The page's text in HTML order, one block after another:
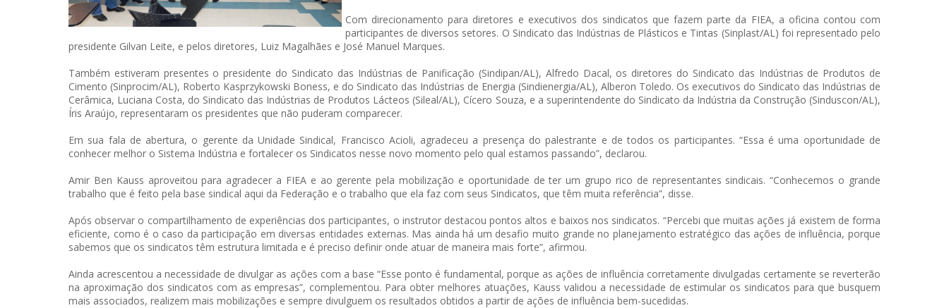
Com direcionamento para diretores e executivos dos sindicatos que fazem parte da FIEA, a oficina contou com
participantes de diversos setores. O Sindicato das Indústrias de Plásticos e Tintas (Sinplast/AL) foi representado pelo
presidente Gilvan Leite, e pelos diretores, Luiz Magalhães e José Manuel Marques.
Também estiveram presentes o presidente do Sindicato das Indústrias de Panificação (Sindipan/AL), Alfredo Dacal, os diretores do Sindicato das Indústrias de Produtos de
Cimento (Sinprocim/AL), Roberto Kasprzykowski Boness, e do Sindicato das Indústrias de Energia (Sindienergia/AL), Alberon Toledo. Os executivos do Sindicato das Indústrias de
Cerâmica, Luciana Costa, do Sindicato das Indústrias de Produtos Lácteos (Sileal/AL), Cícero Souza, e a superintendente do Sindicato da Indústria da Construção (Sinduscon/AL),
Íris Araújo, representaram os presidentes que não puderam comparecer.
Em sua fala de abertura, o gerente da Unidade Sindical, Francisco Acioli, agradeceu a presença do palestrante e de todos os participantes. “Essa é uma oportunidade de
conhecer melhor o Sistema Indústria e fortalecer os Sindicatos nesse novo momento pelo qual estamos passando”, declarou.
Amir Ben Kauss aproveitou para agradecer a FIEA e ao gerente pela mobilização e oportunidade de ter um grupo rico de representantes sindicais. “Conhecemos o grande
trabalho que é feito pela base sindical aqui da Federação e o trabalho que ela faz com seus Sindicatos, que têm muita referência”, disse.
Após observar o compartilhamento de experiências dos participantes, o instrutor destacou pontos altos e baixos nos sindicatos. “Percebi que muitas ações já existem de forma
eficiente, como é o caso da participação em diversas entidades externas. Mas ainda há um desafio muito grande no planejamento estratégico das ações de influência, porque
sabemos que os sindicatos têm estrutura limitada e é preciso definir onde atuar de maneira mais forte”, afirmou.
Ainda acrescentou a necessidade de divulgar as ações com a base “Esse ponto é fundamental, porque as ações de influência corretamente divulgadas certamente se reverterão
na aproximação dos sindicatos com as empresas”, complementou. Para obter melhores atuações, Kauss validou a necessidade de estimular os sindicatos para que busquem
mais associados, realizem mais mobilizações e sempre divulguem os resultados obtidos a partir de ações de influência bem-sucedidas.